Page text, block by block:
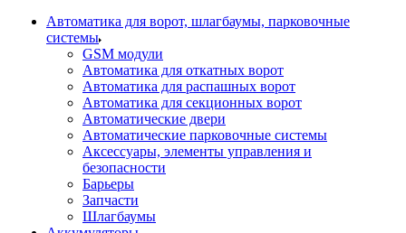
Автоматика для ворот, шлагбаумы, парковочные
системы
GSM модули
Автоматика для откатных ворот
Автоматика для распашных ворот
Автоматика для секционных ворот
Автоматические двери
Автоматические парковочные системы
Аксессуары, элементы управления и
безопасности
Барьеры
Запчасти
Шлагбаумы